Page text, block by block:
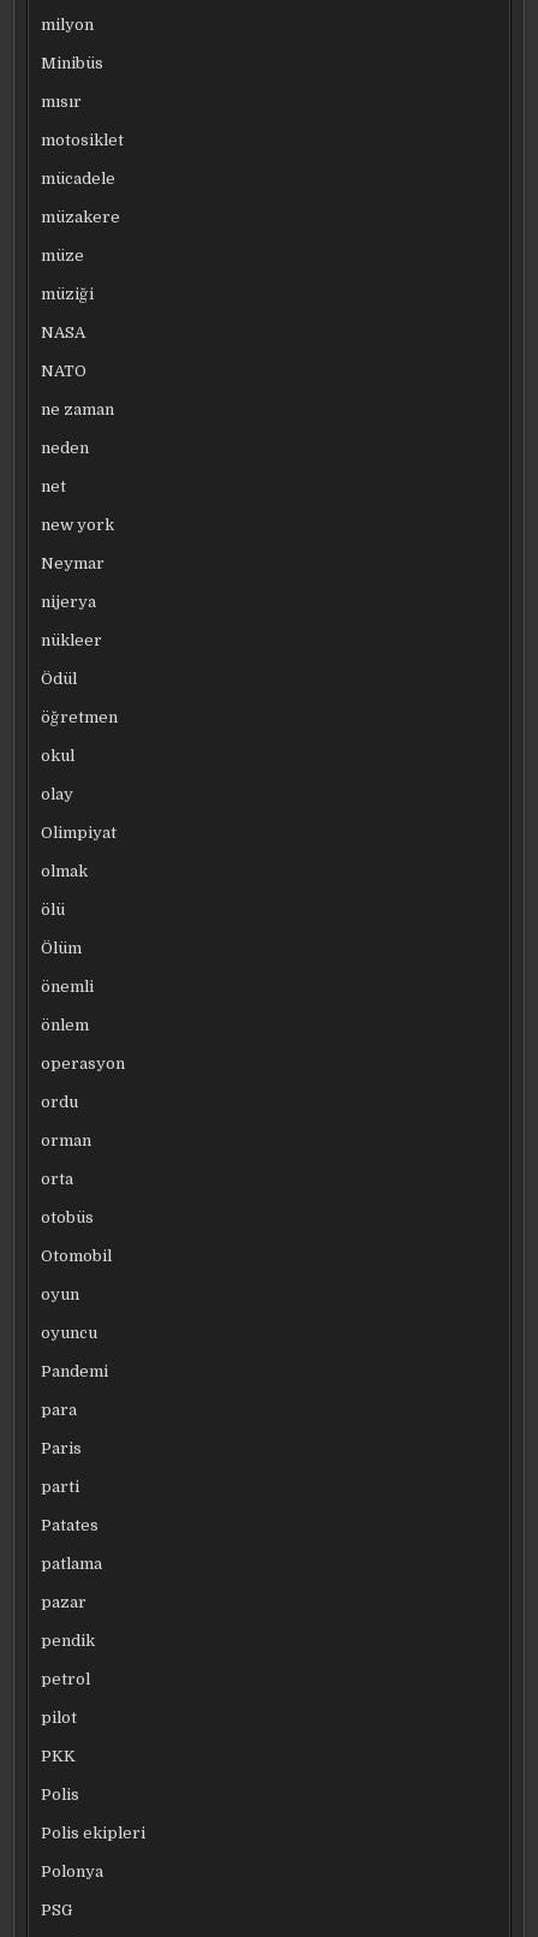
milyon
Minibüs
mısır
motosiklet
mücadele
müzakere
müze
müziği
NASA
NATO
ne zaman
neden
net
new york
Neymar
nijerya
nükleer
Ödül
öğretmen
okul
olay
Olimpiyat
olmak
ölü
Ölüm
önemli
önlem
operasyon
ordu
orman
orta
otobüs
Otomobil
oyun
oyuncu
Pandemi
para
Paris
parti
Patates
patlama
pazar
pendik
petrol
pilot
PKK
Polis
Polis ekipleri
Polonya
PSG